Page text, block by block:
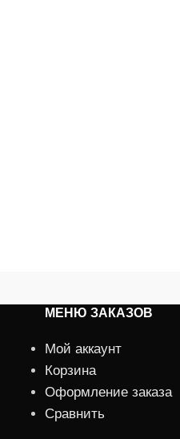
МЕНЮ ЗАКАЗОВ
Мой аккаунт
Корзина
Оформление заказа
Сравнить